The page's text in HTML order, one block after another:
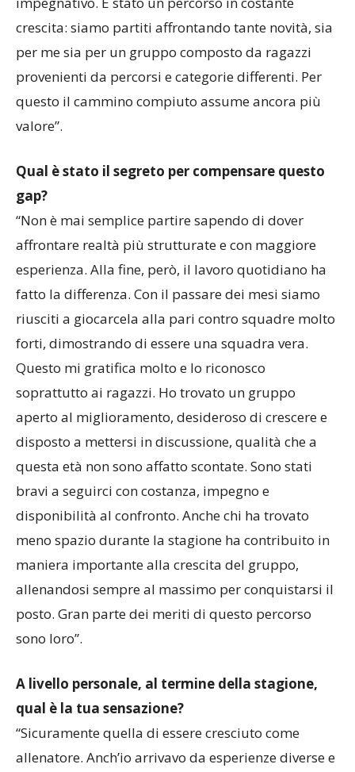
confrontato con un campionato difficile e molto
impegnativo. È stato un percorso in costante
crescita: siamo partiti affrontando tante novità, sia
per me sia per un gruppo composto da ragazzi
provenienti da percorsi e categorie differenti. Per
questo il cammino compiuto assume ancora più
Qual è stato il segreto per compensare questo
gap?
“Non è mai semplice partire sapendo di dover
affrontare realtà più strutturate e con maggiore
esperienza. Alla fine, però, il lavoro quotidiano ha
fatto la differenza. Con il passare dei mesi siamo
riusciti a giocarcela alla pari contro squadre molto
forti, dimostrando di essere una squadra vera.
Questo mi gratifica molto e lo riconosco
soprattutto ai ragazzi. Ho trovato un gruppo
aperto al miglioramento, desideroso di crescere e
disposto a mettersi in discussione, qualità che a
questa età non sono affatto scontate. Sono stati
bravi a seguirci con costanza, impegno e
disponibilità al confronto. Anche chi ha trovato
meno spazio durante la stagione ha contribuito in
maniera importante alla crescita del gruppo,
allenandosi sempre al massimo per conquistarsi il
posto. Gran parte dei meriti di questo percorso
A livello personale, al termine della stagione,
qual è la tua sensazione?
“Sicuramente quella di essere cresciuto come